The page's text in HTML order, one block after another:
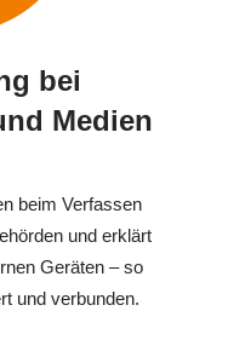
bei
Medien
beim Verfassen
und erklärt
Geräten – so
und verbunden.